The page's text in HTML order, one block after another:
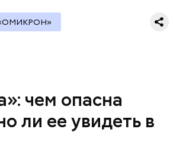
чем опасна
ли ее увидеть в
трагедии. Подобных
добрых дел во славу
рублей от государства при
претендовать и какие нужны